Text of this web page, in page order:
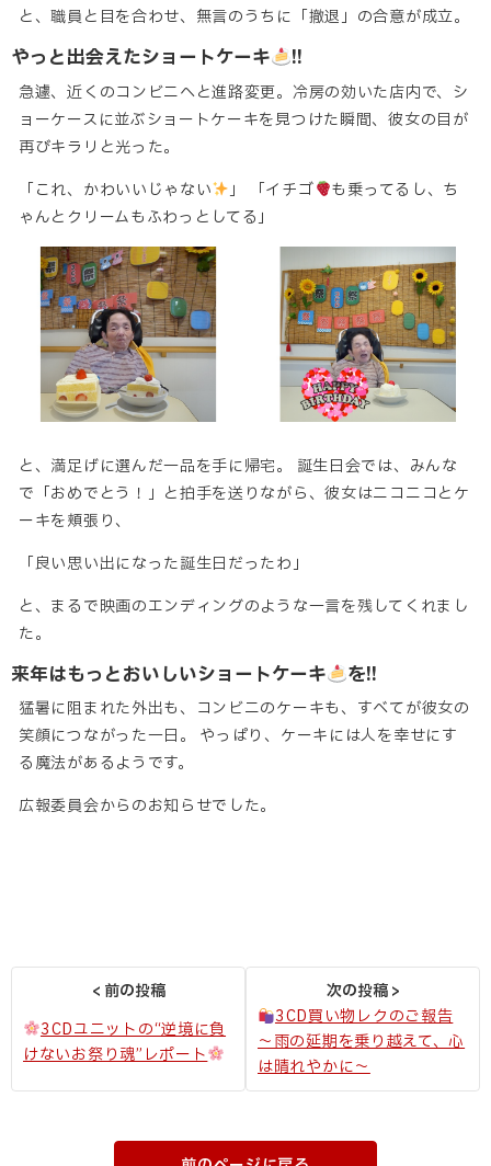
と、職員と目を合わせ、無言のうちに「撤退」の合意が成立。
やっと出会えたショートケーキ !!
急遽、近くのコンビニへと進路変更。冷房の効いた店内で、シ
ョーケースに並ぶショートケーキを見つけた瞬間、彼女の目が
再びキラリと光った。
「これ、かわいいじゃない
」 「イチゴ
も乗ってるし、ち
ゃんとクリームもふわっとしてる」
と、満足げに選んだ一品を手に帰宅。 誕生日会では、みんな
で「おめでとう！」と拍手を送りながら、彼女はニコニコとケ
ーキを頬張り、
「良い思い出になった誕生日だったわ」
と、まるで映画のエンディングのような一言を残してくれまし
た。
来年はもっとおいしいショートケーキ を!!
猛暑に阻まれた外出も、コンビニのケーキも、すべてが彼女の
笑顔につながった一日。 やっぱり、ケーキには人を幸せにす
る魔法があるようです。
広報委員会からのお知らせでした。
3CDユニットの“逆境に負
けないお祭り魂”レポート
3CD買い物レクのご報告
～雨の延期を乗り越えて、心
は晴れやかに～